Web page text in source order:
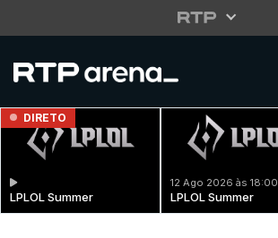
DIRETO
LPLOL Summer
12 Ago 2026 às 18:00
LPLOL Summer